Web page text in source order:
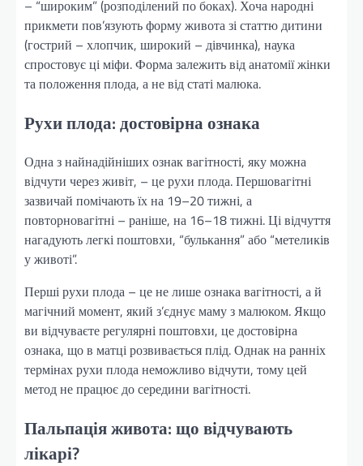
– “широким” (розподілений по боках). Хоча народні
прикмети пов’язують форму живота зі статтю дитини
(гострий – хлопчик, широкий – дівчинка), наука
спростовує ці міфи. Форма залежить від анатомії жінки
та положення плода, а не від статі малюка.
Рухи плода: достовірна ознака
Одна з найнадійніших ознак вагітності, яку можна
відчути через живіт, – це рухи плода. Першовагітні
зазвичай помічають їх на 19–20 тижні, а
повторновагітні – раніше, на 16–18 тижні. Ці відчуття
нагадують легкі поштовхи, “булькання” або “метеликів
у животі”.
Перші рухи плода – це не лише ознака вагітності, а й
магічний момент, який з’єднує маму з малюком. Якщо
ви відчуваєте регулярні поштовхи, це достовірна
ознака, що в матці розвивається плід. Однак на ранніх
термінах рухи плода неможливо відчути, тому цей
метод не працює до середини вагітності.
Пальпація живота: що відчувають
лікарі?